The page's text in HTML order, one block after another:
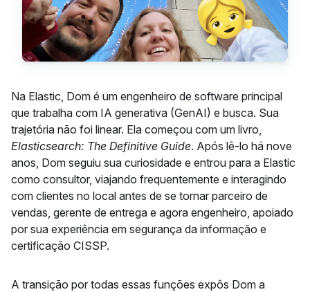
Na Elastic, Dom é um engenheiro de software principal
que trabalha com IA generativa (GenAI) e busca. Sua
trajetória não foi linear. Ela começou com um livro,
Elasticsearch: The Definitive Guide. Após lê-lo há nove
anos, Dom seguiu sua curiosidade e entrou para a Elastic
como consultor, viajando frequentemente e interagindo
com clientes no local antes de se tornar parceiro de
vendas, gerente de entrega e agora engenheiro, apoiado
por sua experiência em segurança da informação e
certificação CISSP.
A transição por todas essas funções expôs Dom a